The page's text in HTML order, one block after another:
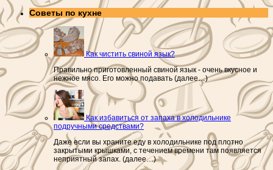
Советы по кухне
Как чистить свиной язык?
Правильно приготовленный свиной язык - очень вкусное и
нежное мясо. Его можно подавать (далее…)
Как избавиться от запаха в холодильнике
подручными средствами?
Даже если вы храните еду в холодильнике под плотно
закрытыми крышками, с течением времени там появляется
неприятный запах. (далее…)